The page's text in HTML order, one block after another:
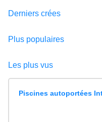
Derniers crées
Plus populaires
Les plus vus
Piscines autoportées